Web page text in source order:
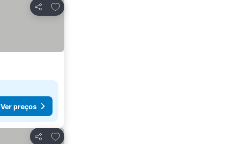
Partilhar
Adicionar aos favoritos
Ver preços
Partilhar
Adicionar aos favoritos